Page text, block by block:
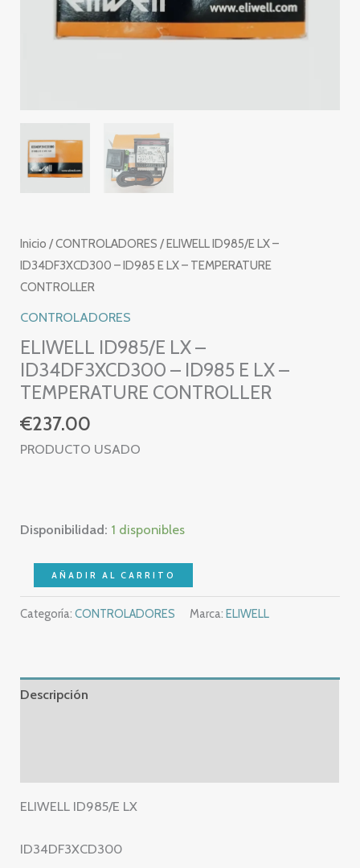
Inicio /CONTROLADORES / ELIWELL ID985/E LX –
ID34DF3XCD300 – ID985 E LX – TEMPERATURE
CONTROLLER
CONTROLADORES
ELIWELL ID985/E LX –
ID34DF3XCD300 – ID985 E LX –
TEMPERATURE CONTROLLER
€237.00
PRODUCTO USADO
Disponibilidad: 1 disponibles
ELIWELL
ID985/E
LX
-
ID985
CONTROLLER
AÑADIR AL CARRITO
Categoría:CONTROLADORES Marca:ELIWELL
Descripción
ELIWELL ID985/E LX
ID34DF3XCD300